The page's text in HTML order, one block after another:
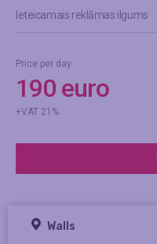
Ieteicamais reklāmas ilgums
Price per day
190 euro
+VAT 21%
Walls